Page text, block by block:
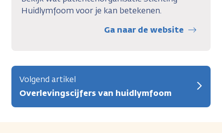
Huidlymfoom voor je kan betekenen.
Ga naar de website
Volgend artikel
Overlevingscijfers van huidlymfoom